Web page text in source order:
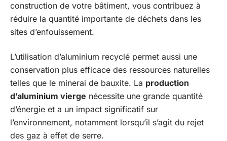
construction de votre bâtiment, vous contribuez à
réduire la quantité importante de déchets dans les
sites d’enfouissement.
L’utilisation d’aluminium recyclé permet aussi une
conservation plus efficace des ressources naturelles
telles que le minerai de bauxite. La production
d’aluminium vierge nécessite une grande quantité
d’énergie et a un impact significatif sur
l’environnement, notamment lorsqu’il s’agit du rejet
des gaz à effet de serre.